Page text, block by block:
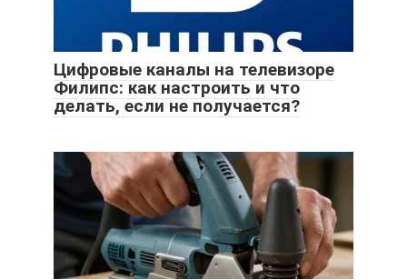
Цифровые каналы на телевизоре
Филипс: как настроить и что
делать, если не получается?